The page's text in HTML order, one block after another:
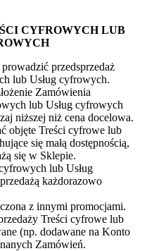
CYFROWYCH LUB
przedsprzedaż
lub Usług cyfrowych.
Zamówienia
lub Usług cyfrowych
niższej niż cena docelowa.
objęte Treści cyfrowe lub
się małą dostępnością,
się w Sklepie.
lub Usług
każdorazowo
z innymi promocjami.
Treści cyfrowe lub
(np. dodawane na Konto
Zamówień.